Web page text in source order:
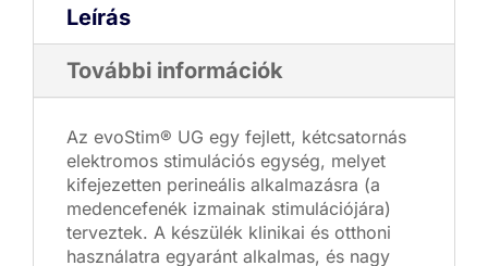
Leírás
További információk
Az evoStim® UG egy fejlett, kétcsatornás
elektromos stimulációs egység, melyet
kifejezetten perineális alkalmazásra (a
medencefenék izmainak stimulációjára)
terveztek. A készülék klinikai és otthoni
használatra egyaránt alkalmas, és nagy